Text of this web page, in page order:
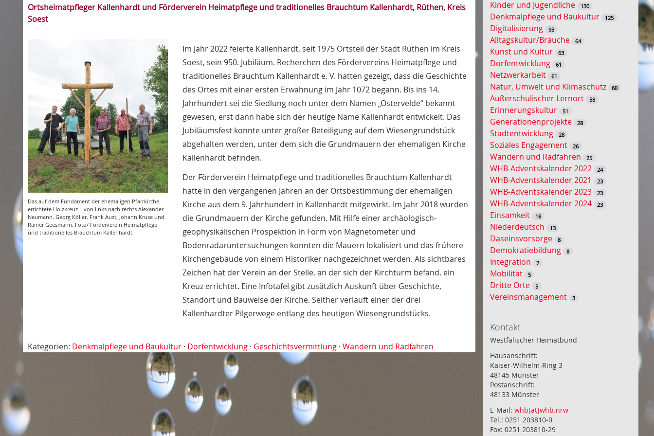
Ortsheimatpfleger Kallenhardt und Förderverein Heimatpflege und traditionelles Brauchtum Kallenhardt, Rüthen, Kreis
Soest
Das auf dem Fundament der ehemaligen Pfarrkirche
errichtete Holzkreuz – von links nach rechts Alexander
Neumann, Georg Köller, Frank Aust, Johann Kruse und
Rainer Geesmann. Foto/ Förderverein Heimatpflege
und traditionelles Brauchtum Kallenhardt
Im Jahr 2022 feierte Kallenhardt, seit 1975 Ortsteil der Stadt Rüthen im Kreis
Soest, sein 950. Jubiläum. Recherchen des Fördervereins Heimatpflege und
traditionelles Brauchtum Kallenhardt e. V. hatten gezeigt, dass die Geschichte
des Ortes mit einer ersten Erwähnung im Jahr 1072 begann. Bis ins 14.
Jahrhundert sei die Siedlung noch unter dem Namen „Ostervelde“ bekannt
gewesen, erst dann habe sich der heutige Name Kallenhardt entwickelt. Das
Jubiläumsfest konnte unter großer Beteiligung auf dem Wiesengrundstück
abgehalten werden, unter dem sich die Grundmauern der ehemaligen Kirche
Kallenhardt befinden.
Der Förderverein Heimatpflege und traditionelles Brauchtum Kallenhardt
hatte in den vergangenen Jahren an der Ortsbestimmung der ehemaligen
Kirche aus dem 9. Jahrhundert in Kallenhardt mitgewirkt. Im Jahr 2018 wurden
die Grundmauern der Kirche gefunden. Mit Hilfe einer archäologisch-
geophysikalischen Prospektion in Form von Magnetometer und
Bodenradaruntersuchungen konnten die Mauern lokalisiert und das frühere
Kirchengebäude von einem Historiker nachgezeichnet werden. Als sichtbares
Zeichen hat der Verein an der Stelle, an der sich der Kirchturm befand, ein
Kreuz errichtet. Eine Infotafel gibt zusätzlich Auskunft über Geschichte,
Standort und Bauweise der Kirche. Seither verläuft einer der drei
Kallenhardter Pilgerwege entlang des heutigen Wiesengrundstücks.
Kategorien: Denkmalpflege und Baukultur · Dorfentwicklung · Geschichtsvermittlung · Wandern und Radfahren
s
s
e
l
w
o
r
t
-
S
u
c
h
e
Kinder und Jugendliche 130
Denkmalpflege und Baukultur 125
Digitalisierung 93
Alltagskultur/Bräuche 64
Kunst und Kultur 63
Dorfentwicklung 61
Netzwerkarbeit 61
Natur, Umwelt und Klimaschutz 60
Außerschulischer Lernort 58
Erinnerungskultur 51
Generationenprojekte 28
Stadtentwicklung 28
Soziales Engagement 26
Wandern und Radfahren 25
WHB-Adventskalender 2022 24
WHB-Adventskalender 2021 23
WHB-Adventskalender 2023 23
WHB-Adventskalender 2024 23
Einsamkeit 18
Niederdeutsch 13
Daseinsvorsorge 8
Demokratiebildung 8
Integration 7
Mobilität 5
Dritte Orte 5
Vereinsmanagement 3
Kontakt
Westfälischer Heimatbund
Hausanschrift:
Kaiser-Wilhelm-Ring 3
48145 Münster
Postanschrift:
48133 Münster
E-Mail: whb[at]whb.nrw
Tel.: 0251 203810-0
Fax: 0251 203810-29